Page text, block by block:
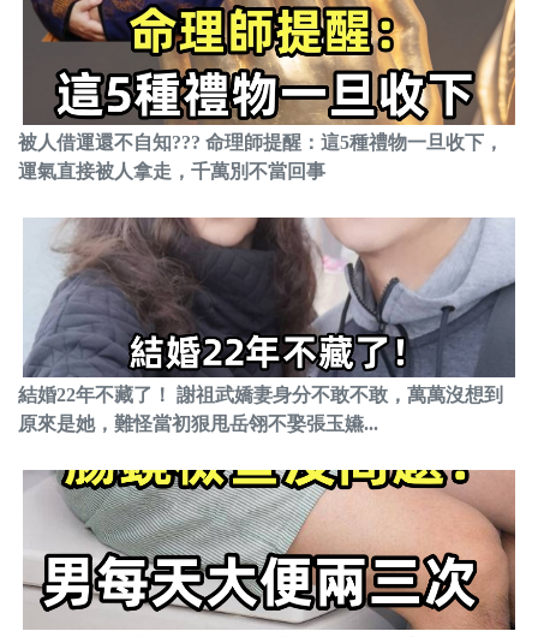
被人借運還不自知??? 命理師提醒：這5種禮物一旦收下，
運氣直接被人拿走，千萬別不當回事
結婚22年不藏了！ 謝祖武嬌妻身分不敢不敢，萬萬沒想到
原來是她，難怪當初狠甩岳翎不娶張玉嬿...